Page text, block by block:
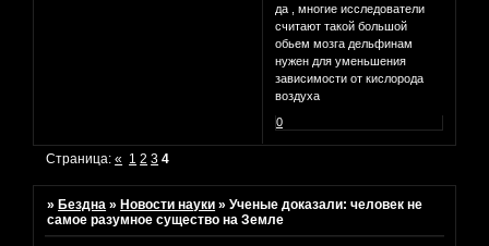
да , многие исследователи
считают такой большой
обьем мозга дельфинам
нужен для уменьшения
зависимости от кислорода
воздуха
0
Страница:« 1 2 3 4
»Бездна »Новости науки »Ученые доказали: человек не
самое разумное существо на Земле